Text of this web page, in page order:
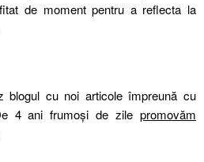
de moment pentru a reflecta la
blogul cu noi articole împreună cu
4 ani frumoși de zile promovăm